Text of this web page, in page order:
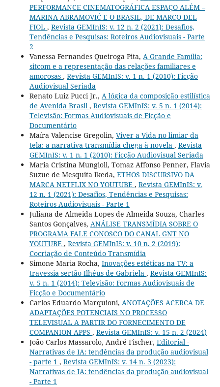
PERFORMANCE CINEMATOGRÁFICA ESPAÇO ALÉM –
MARINA ABRAMOVIĆ E O BRASIL, DE MARCO DEL
FIOL , Revista GEMInIS: v. 12 n. 2 (2021): Desafios,
Tendências e Pesquisas: Roteiros Audiovisuais - Parte
2
Vanessa Fernandes Queiroga Pita, A Grande Família:
sitcom e a representação das relações familiares e
amorosas , Revista GEMInIS: v. 1 n. 1 (2010): Ficção
Audiovisual Seriada
Renato Luiz Pucci Jr., A lógica da composição estilística
de Avenida Brasil , Revista GEMInIS: v. 5 n. 1 (2014):
Televisão: Formas Audiovisuais de Ficção e
Documentário
Maíra Valencise Gregolin, Viver a Vida no limiar da
tela: a narrativa transmídia chega à novela , Revista
GEMInIS: v. 1 n. 1 (2010): Ficção Audiovisual Seriada
Maria Cristina Mungioli, Tomaz Affonso Penner, Flavia
Suzue de Mesquita Ikeda, ETHOS DISCURSIVO DA
MARCA NETFLIX NO YOUTUBE , Revista GEMInIS: v.
12 n. 1 (2021): Desafios, Tendências e Pesquisas:
Roteiros Audiovisuais - Parte 1
Juliana de Almeida Lopes de Almeida Souza, Charles
Santos Gonçalves, ANÁLISE TRANSMÍDIA SOBRE O
PROGRAMA FALE CONOSCO DO CANAL GNT NO
YOUTUBE , Revista GEMInIS: v. 10 n. 2 (2019):
Cocriação de Conteúdo Transmídia
Simone Maria Rocha, Inovações estéticas na TV: a
travessia sertão-Ilhéus de Gabriela , Revista GEMInIS:
v. 5 n. 1 (2014): Televisão: Formas Audiovisuais de
Ficção e Documentário
Carlos Eduardo Marquioni, ANOTAÇÕES ACERCA DE
ADAPTAÇÕES POTENCIAIS NO PROCESSO
TELEVISUAL A PARTIR DO FORNECIMENTO DE
COMPANION APPS , Revista GEMInIS: v. 15 n. 2 (2024)
João Carlos Massarolo, André Fischer, Editorial -
Narrativas de IA: tendências da produção audiovisual
- parte 1 , Revista GEMInIS: v. 14 n. 3 (2023):
Narrativas de IA: tendências da produção audiovisual
- Parte 1